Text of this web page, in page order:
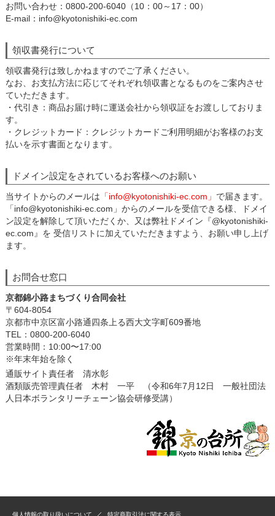
お問い合わせ：0800-200-6040（10：00～17：00）
E-mail：info@kyotonishiki-ec.com
領収書発行について
領収書発行は致しかねますのでご了承ください。
なお、お支払方法に応じてそれぞれ領収書となるものをご案内させ
ていただきます。
・代引き：商品お届け時に運送会社から領収証をお渡ししておりま
す。
・クレジットカード：クレジットカードご利用明細がお客様のお支
払いを示す書面となります。
ドメイン設定をされているお客様へのお願い
当サイトからのメールは 「info@kyotonishiki-ec.com」 で届きます。
「info@kyotonishiki-ec.com」からのメールを受信できる様、ドメイ
ン設定を解除して頂いただくか、又は弊社ドメイン『@kyotonishiki-
ec.com』を 受信リストに加えていただきますよう、お願い申し上げ
ます。
お問合せ窓口
京都錦小路まちづくり合同会社
〒604-8054
京都市中京区富小路通四条上る西大文字町609番地
TEL：0800-200-6040
営業時間：10:00〜17:00
※年末年始を除く
通販サイト責任者 清水彰
酒類販売管理責任者 木村 一平 （令和6年7月12日 一般社団法
人日本ボランタリーチェーン協会研修受講）
個人情報の取り扱いについて 特定商取引法に関する表示